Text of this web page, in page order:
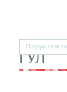
ГУЛ